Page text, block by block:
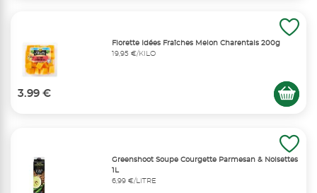
Florette Idées Fraîches Melon Charentais 200g
19,95 €/KILO
3.99 €
Greenshoot Soupe Courgette Parmesan & Noisettes
1L
6,99 €/LITRE